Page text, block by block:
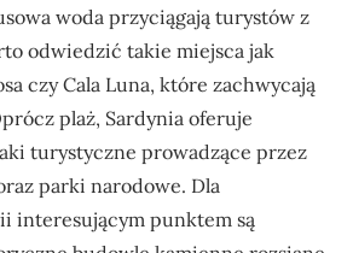
woda przyciągają turystów z
odwiedzić takie miejsca jak
czy Cala Luna, które zachwycają
plaż, Sardynia oferuje
turystyczne prowadzące przez
parki narodowe. Dla
interesującym punktem są